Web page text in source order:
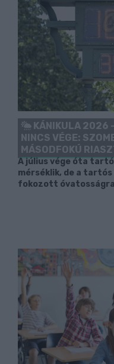
KÁNIKULA 2026 -
NINCS VÉGE:
MÁSODFOKÚ
A július vége óta
mérséklik, de a
fokozott óvatosságra